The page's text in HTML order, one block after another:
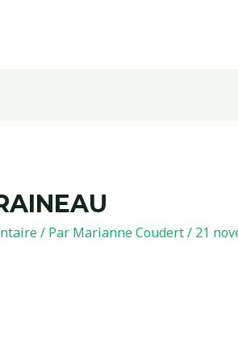
/ Par Marianne Coudert/ 21